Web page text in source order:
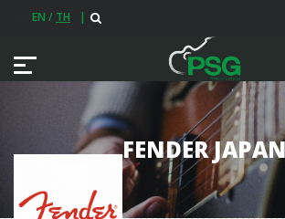
EN / TH |
FENDER